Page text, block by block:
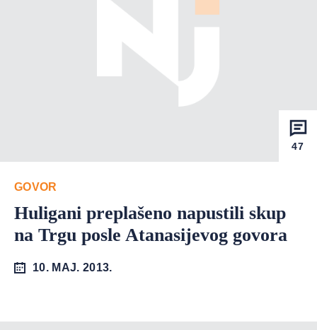
47
GOVOR
Huligani preplašeno napustili skup
na Trgu posle Atanasijevog govora
10. MAJ. 2013.